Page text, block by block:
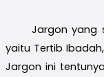
Jargon yang
yaitu Tertib
Jargon ini